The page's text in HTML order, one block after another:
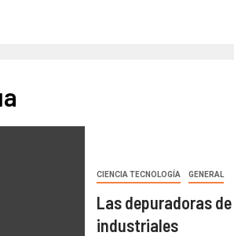
CIENCIA TECNOLOGÍA GENERAL
Las depuradoras
industriales